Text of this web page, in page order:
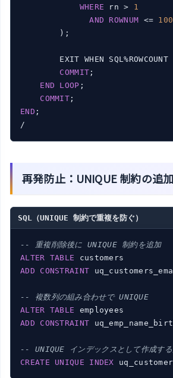
WHERE rn > 1
AND
ROWNUM <=
        );
EXIT WHEN SQL%ROWCOUNT
COMMIT ;
END
LOOP ;
COMMIT
END ;
再発防止：UNIQUE 制約の追加
SQL（UNIQUE 制約で重複を防ぐ）
-- 重複削除後に UNIQUE 制約を追加
ALTER
TABLE
ADD
CONSTRAINT
-- 複数列の組み合わせで UNIQUE
ALTER
TABLE
ADD
CONSTRAINT
-- UNIQUE インデックスとして作成する
CREATE
UNIQUE INDEX